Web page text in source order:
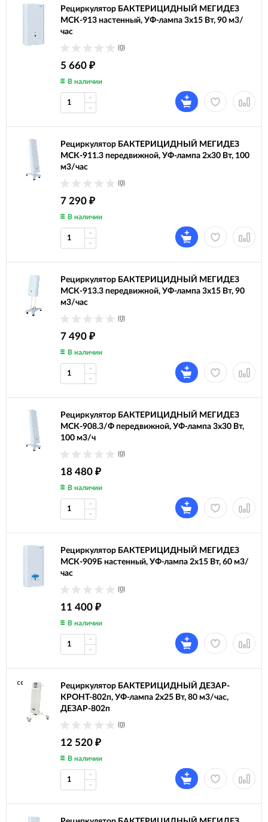
Рециркулятор БАКТЕРИЦИДНЫЙ МЕГИДЕЗ
МСК-913 настенный, УФ-лампа 3х15 Вт, 90 м3/
час
(0)
5 660 ₽
В наличии
Рециркулятор БАКТЕРИЦИДНЫЙ МЕГИДЕЗ
МСК-911.3 передвижной, УФ-лампа 2х30 Вт, 100
м3/час
(0)
7 290 ₽
В наличии
Рециркулятор БАКТЕРИЦИДНЫЙ МЕГИДЕЗ
МСК-913.3 передвижной, УФ-лампа 3х15 Вт, 90
м3/час
(0)
7 490 ₽
В наличии
Рециркулятор БАКТЕРИЦИДНЫЙ МЕГИДЕЗ
МСК-908.3/Ф передвижной, УФ-лампа 3х30 Вт,
100 м3/ч
(0)
18 480 ₽
В наличии
Рециркулятор БАКТЕРИЦИДНЫЙ МЕГИДЕЗ
МСК-909Б настенный, УФ-лампа 2х15 Вт, 60 м3/
час
(0)
11 400 ₽
В наличии
Рециркулятор БАКТЕРИЦИДНЫЙ ДЕЗАР-
КРОНТ-802п, УФ-лампа 2х25 Вт, 80 м3/час,
ДЕЗАР-802п
(0)
12 520 ₽
В наличии